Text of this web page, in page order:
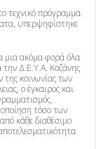
τεχνικό πρόγραμμα
υπερψηφίστηκε
μια ακόμα φορά όλα
την Δ.Ε.Υ.Α. Κοζάνης
κοινωνίας των
ο έγκαιρος και
τόσο των
κάθε διαθέσιμο